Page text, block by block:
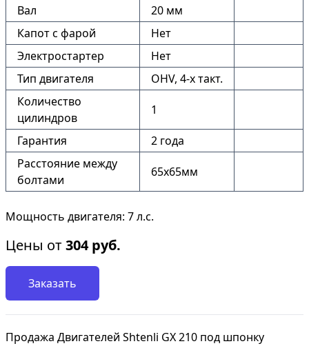
Вал
20 мм
Капот с фарой
Нет
Электростартер
Нет
Тип двигателя
OHV, 4-x такт.
Количество
цилиндров
1
Гарантия
2 года
Расстояние между
болтами
65х65мм
Мощность двигателя: 7 л.с.
Цены от304 руб.
Заказать
Продажа Двигателей Shtenli GX 210 под шпонку